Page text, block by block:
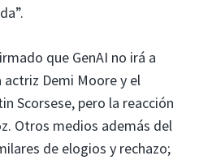
que GenAI no irá a
Demi Moore y el
Scorsese, pero la reacción
Otros medios además del
de elogios y rechazo;